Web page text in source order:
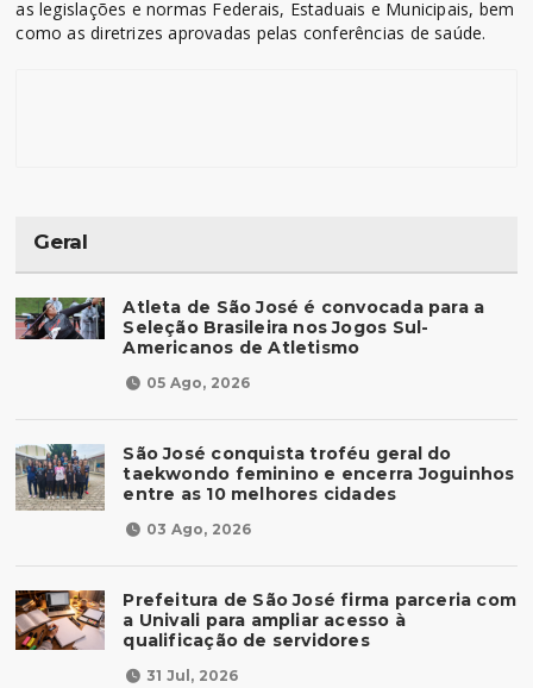
as legislações e normas Federais, Estaduais e Municipais, bem
como as diretrizes aprovadas pelas conferências de saúde.
Geral
Atleta de São José é convocada para a
Seleção Brasileira nos Jogos Sul-
Americanos de Atletismo
05 Ago, 2026
São José conquista troféu geral do
taekwondo feminino e encerra Joguinhos
entre as 10 melhores cidades
03 Ago, 2026
Prefeitura de São José firma parceria com
a Univali para ampliar acesso à
qualificação de servidores
31 Jul, 2026